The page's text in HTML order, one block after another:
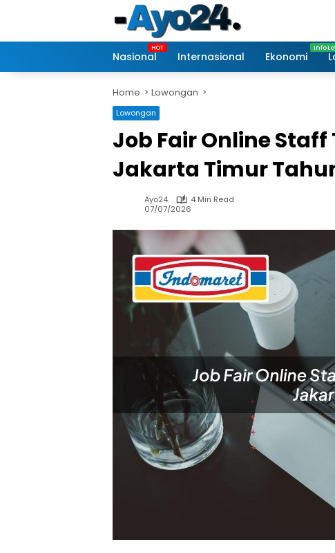
Nasional Internasional Ekonomi
Home Lowongan
Lowongan
Job Fair Online
Jakarta Timur
Ayo24
4 Min Read
07/07/2026